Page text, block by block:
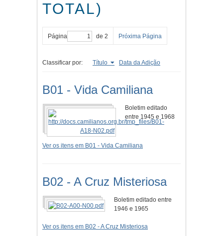
TOTAL)
Página de 2 Próxima Página
Classificar por: Título Data da Adição
B01 - Vida Camiliana
Boletim editado
entre 1945 e 1968
Ver os itens em B01 - Vida Camiliana
B02 - A Cruz Misteriosa
Boletim editado entre
1946 e 1965
Ver os itens em B02 - A Cruz Misteriosa